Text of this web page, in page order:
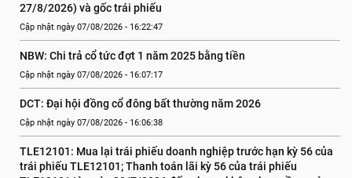
27/8/2026) và gốc trái phiếu
Cập nhật ngày 07/08/2026 - 16:22:47
NBW: Chi trả cổ tức đợt 1 năm 2025 bằng tiền
Cập nhật ngày 07/08/2026 - 16:07:17
DCT: Đại hội đồng cổ đông bất thường năm 2026
Cập nhật ngày 07/08/2026 - 16:06:38
TLE12101: Mua lại trái phiếu doanh nghiệp trước hạn kỳ 56 của
trái phiếu TLE12101; Thanh toán lãi kỳ 56 của trái phiếu